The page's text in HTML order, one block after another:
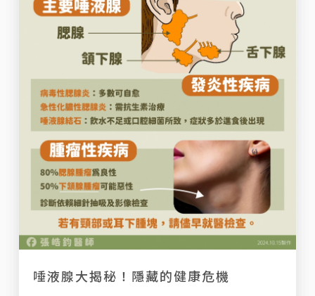
唾液腺大揭秘！隱藏的健康危機